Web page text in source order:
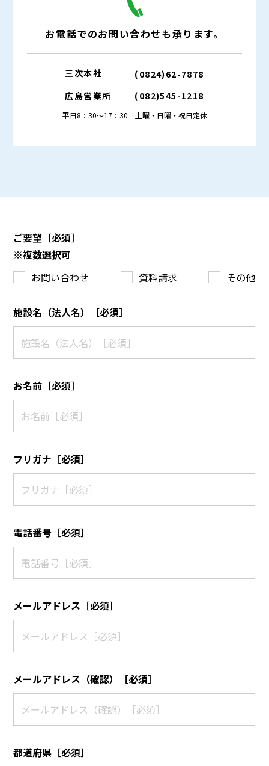
お電話でのお問い合わせも承ります。
三次本社
(0824)62-7878
広島営業所
(082)545-1218
平日8：30～17：30 土曜・日曜・祝日定休
ご要望［必須］
※複数選択可
お問い合わせ
資料請求 その他
施設名（法人名）［必須］
お名前［必須］
フリガナ［必須］
電話番号［必須］
メールアドレス［必須］
メールアドレス（確認）［必須］
都道府県［必須］